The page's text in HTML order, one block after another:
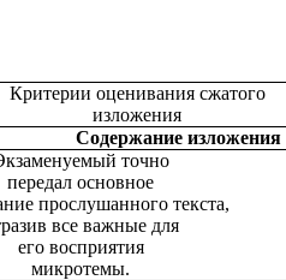
Критерии оценивания сжатого
изложения
Содержание изложения
точно
передал основное
прослушанного текста,
все важные для
его восприятия
микротемы.